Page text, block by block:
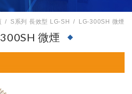
S系列 長效型 LG-SH LG-300SH 微煙
微煙